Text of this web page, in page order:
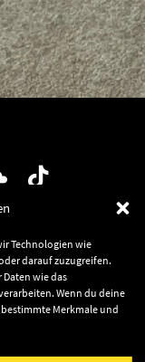
Technologien wie
darauf zuzugreifen.
wie das
Wenn du deine
Merkmale und